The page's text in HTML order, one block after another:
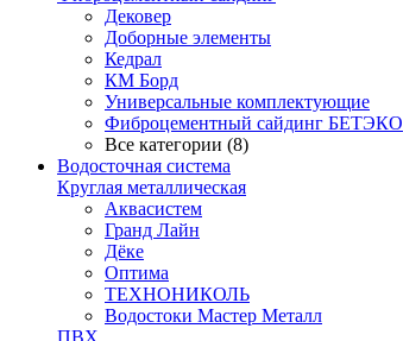
Дековер
Доборные элементы
Кедрал
КМ Борд
Универсальные комплектующие
Фиброцементный сайдинг БЕТЭКО
Все категории (8)
Водосточная система
Круглая металлическая
Аквасистем
Гранд Лайн
Дёке
Оптима
ТЕХНОНИКОЛЬ
Водостоки Мастер Металл
ПВХ